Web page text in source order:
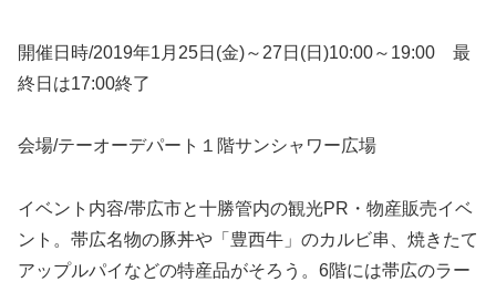
開催日時/2019年1月25日(金)～27日(日)10:00～19:00 最
終日は17:00終了
会場/テーオーデパート１階サンシャワー広場
イベント内容/帯広市と十勝管内の観光PR・物産販売イベ
ント。帯広名物の豚丼や「豊西牛」のカルビ串、焼きたて
アップルパイなどの特産品がそろう。6階には帯広のラー